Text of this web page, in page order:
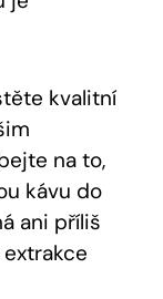
kvalitní
na to,
kávu do
ani příliš